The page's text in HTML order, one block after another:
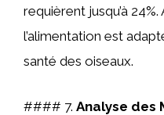
requièrent jusqu’à
l’alimentation est
santé des oiseaux.
#### 7. Analyse des